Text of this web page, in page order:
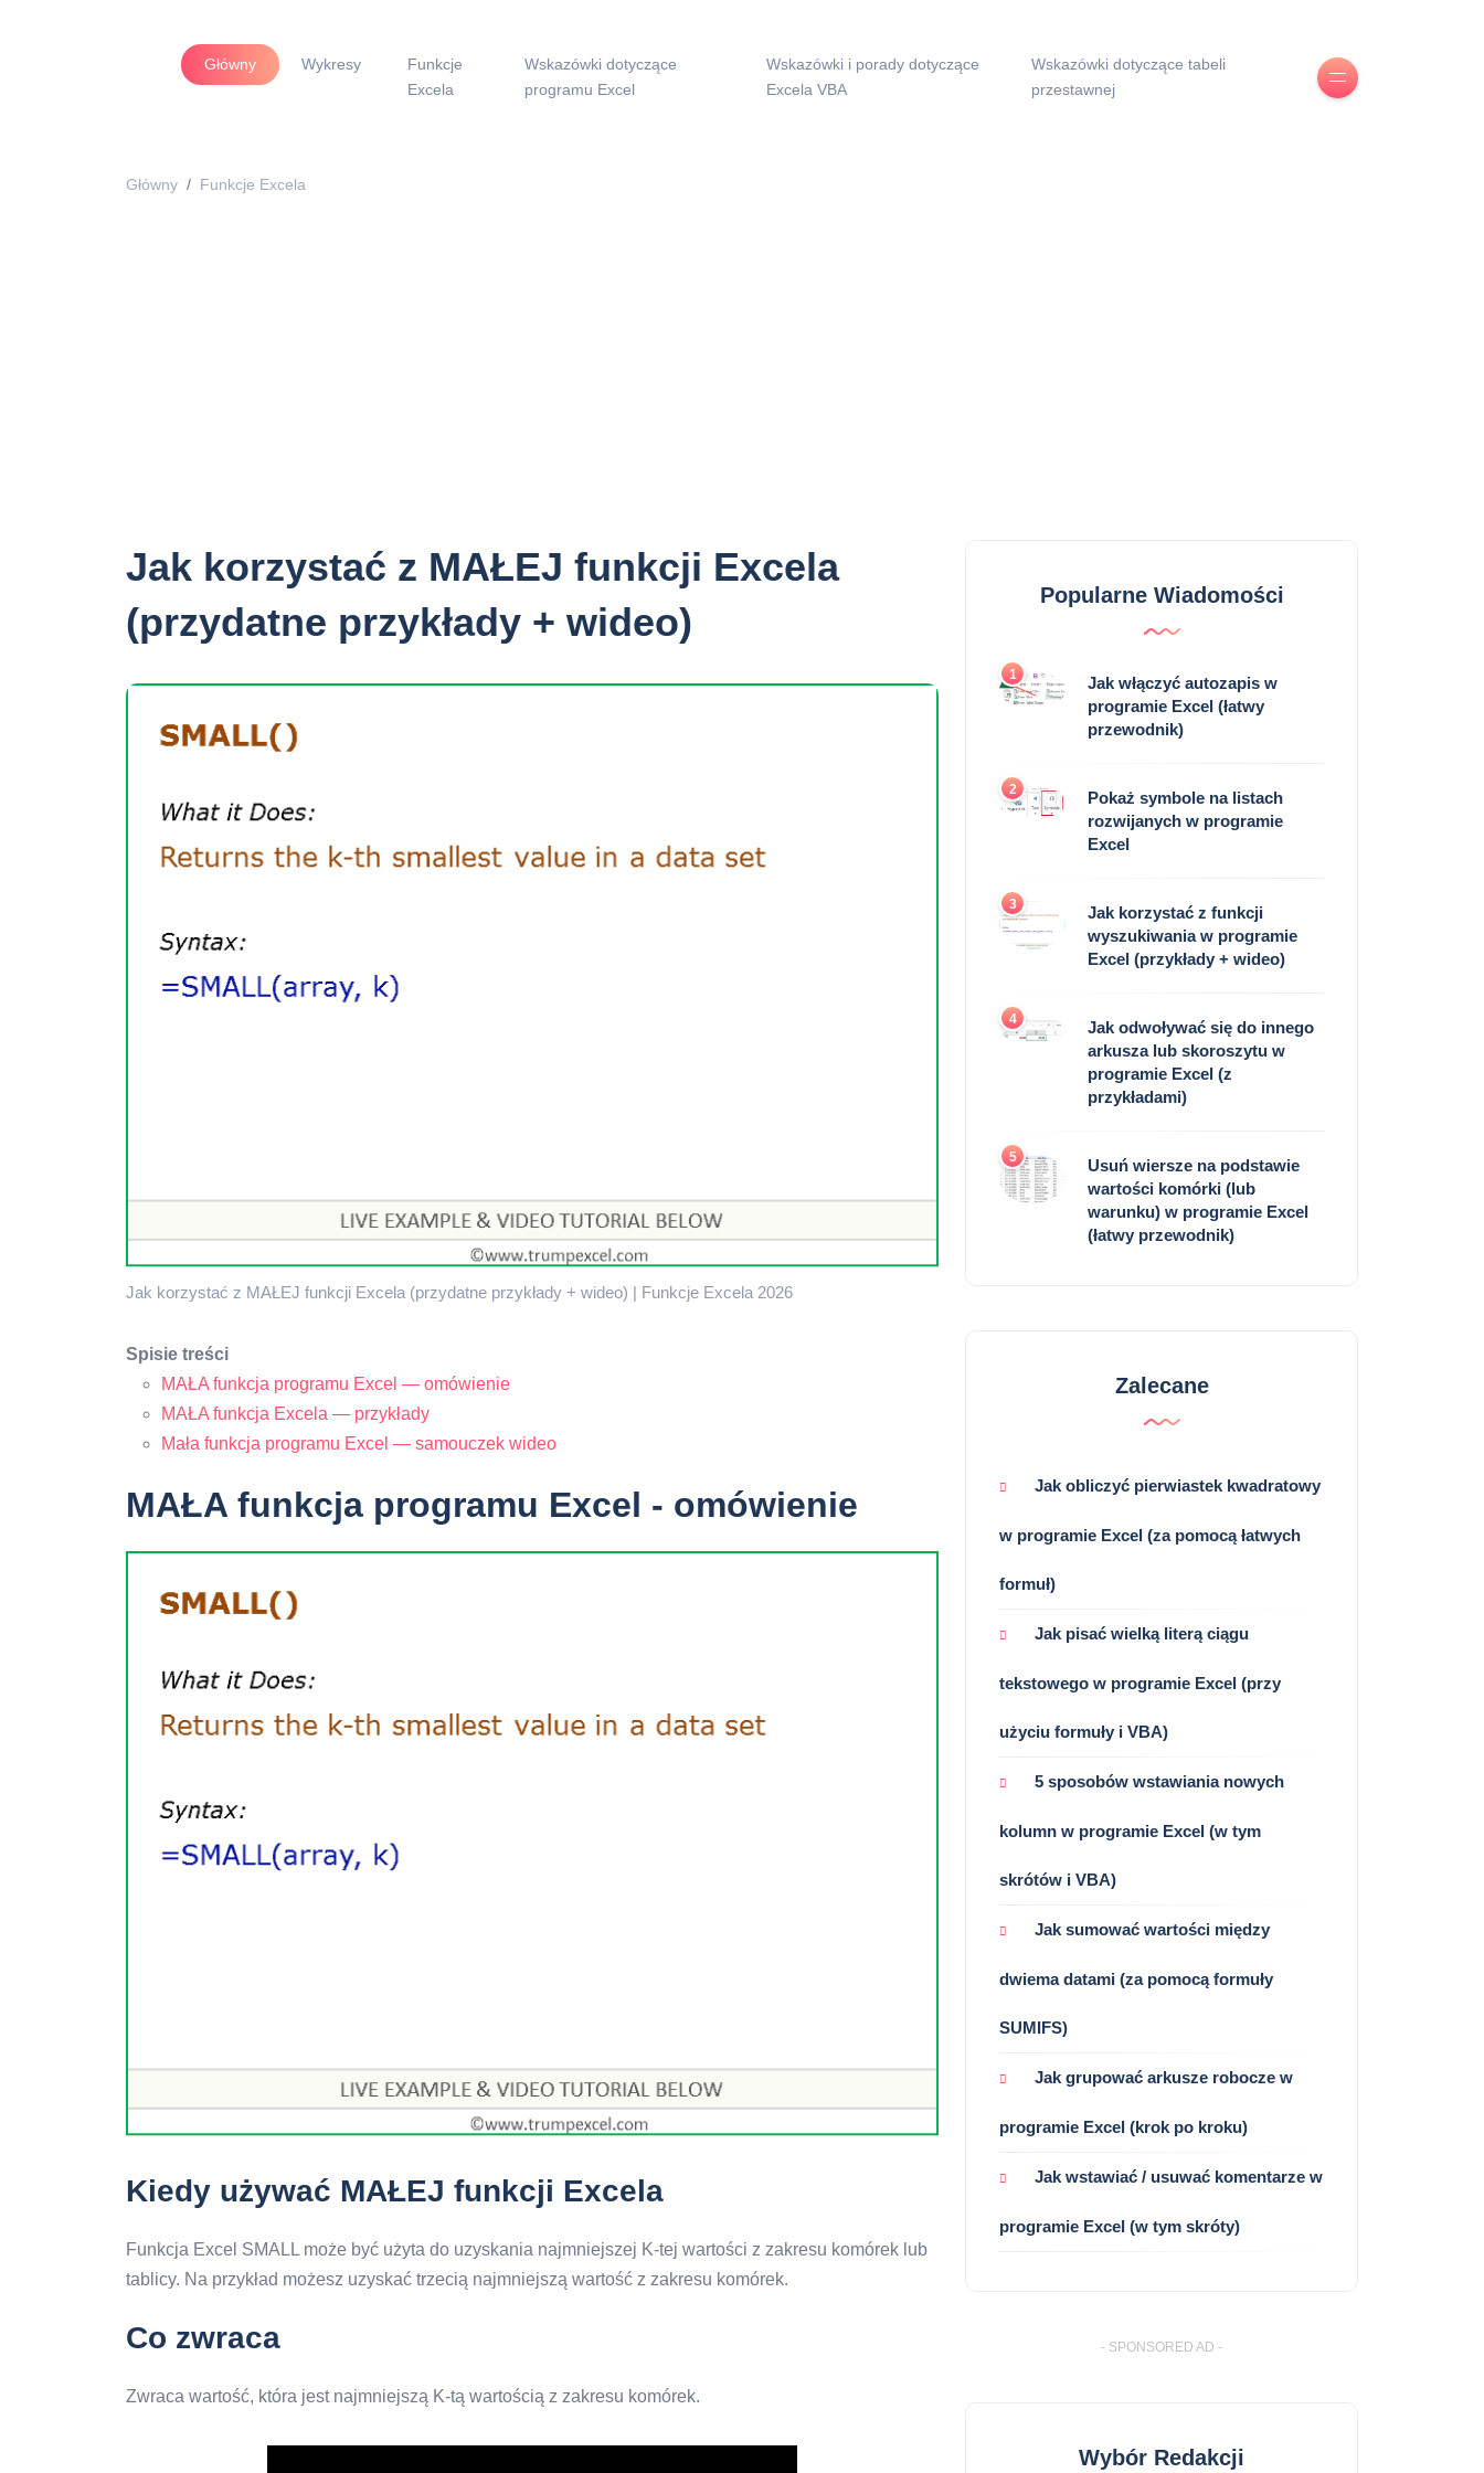
Główny Wykresy
Funkcje
Excela
Wskazówki dotyczące
programu Excel
Wskazówki i porady dotyczące
Excela VBA
Wskazówki dotyczące tabeli
przestawnej
Główny Funkcje Excela
Jak korzystać z MAŁEJ funkcji Excela
(przydatne przykłady + wideo)
Jak korzystać z MAŁEJ funkcji Excela (przydatne przykłady + wideo) | Funkcje Excela 2026
Spisie treści
MAŁA funkcja programu Excel — omówienie
MAŁA funkcja Excela — przykłady
Mała funkcja programu Excel — samouczek wideo
MAŁA funkcja programu Excel - omówienie
Kiedy używać MAŁEJ funkcji Excela
Funkcja Excel SMALL może być użyta do uzyskania najmniejszej K-tej wartości z zakresu komórek lub
tablicy. Na przykład możesz uzyskać trzecią najmniejszą wartość z zakresu komórek.
Co zwraca
Zwraca wartość, która jest najmniejszą K-tą wartością z zakresu komórek.
Popularne Wiadomości
1
Jak włączyć autozapis w
programie Excel (łatwy
przewodnik)
2
Pokaż symbole na listach
rozwijanych w programie
Excel
3
Jak korzystać z funkcji
wyszukiwania w programie
Excel (przykłady + wideo)
4
Jak odwoływać się do innego
arkusza lub skoroszytu w
programie Excel (z
przykładami)
5
Usuń wiersze na podstawie
wartości komórki (lub
warunku) w programie Excel
(łatwy przewodnik)
Zalecane
Jak obliczyć pierwiastek kwadratowy
w programie Excel (za pomocą łatwych
formuł)
Jak pisać wielką literą ciągu
tekstowego w programie Excel (przy
użyciu formuły i VBA)
5 sposobów wstawiania nowych
kolumn w programie Excel (w tym
skrótów i VBA)
Jak sumować wartości między
dwiema datami (za pomocą formuły
SUMIFS)
Jak grupować arkusze robocze w
programie Excel (krok po kroku)
Jak wstawiać / usuwać komentarze w
programie Excel (w tym skróty)
- SPONSORED AD -
Wybór Redakcji